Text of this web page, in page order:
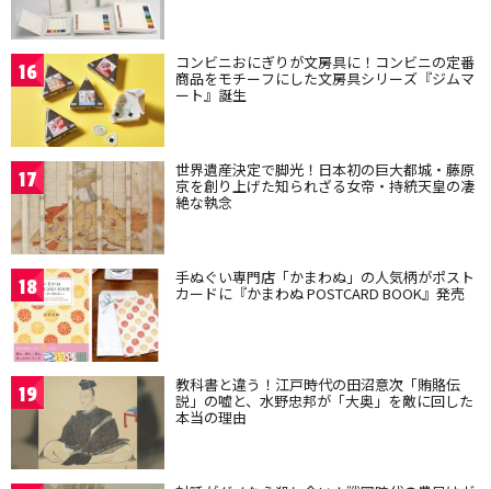
16 コンビニおにぎりが文房具に！コンビニの定番
商品をモチーフにした文房具シリーズ『ジムマ
ート』誕生
17 世界遺産決定で脚光！日本初の巨大都城・藤原
京を創り上げた知られざる女帝・持統天皇の凄
絶な執念
18 手ぬぐい専門店「かまわぬ」の人気柄がポスト
カードに『かまわぬ POSTCARD BOOK』発売
19 教科書と違う！江戸時代の田沼意次「賄賂伝
説」の嘘と、水野忠邦が「大奥」を敵に回した
本当の理由